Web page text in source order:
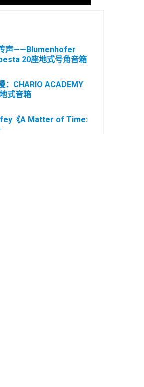
声——Blumenhofer
20座地式号角音箱
：CHARIO ACADEMY
式音箱
《A Matter of Time: